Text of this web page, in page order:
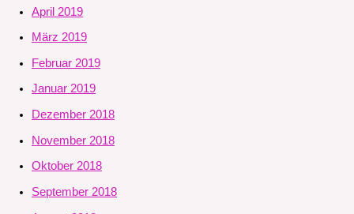
April 2019
März 2019
Februar 2019
Januar 2019
Dezember 2018
November 2018
Oktober 2018
September 2018